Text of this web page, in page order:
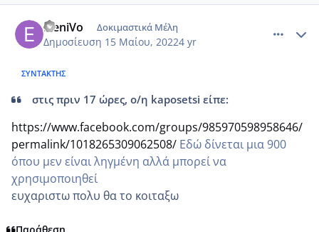
EleniVo Δοκιμαστικά Μέλη
Δημοσίευση 15 Μαίου, 20224 yr
ΣΥΝΤΆΚΤΗΣ
στις πριν 17 ώρες, ο/η kaposetsi είπε:
https://www.facebook.com/groups/985970598958646/
permalink/1018265309062508/ Εδώ δίνεται μια 900
όπου μεν είναι ληγμένη αλλά μπορεί να
χρησιμοποιηθεί
ευχαριστω πολυ θα το κοιταξω